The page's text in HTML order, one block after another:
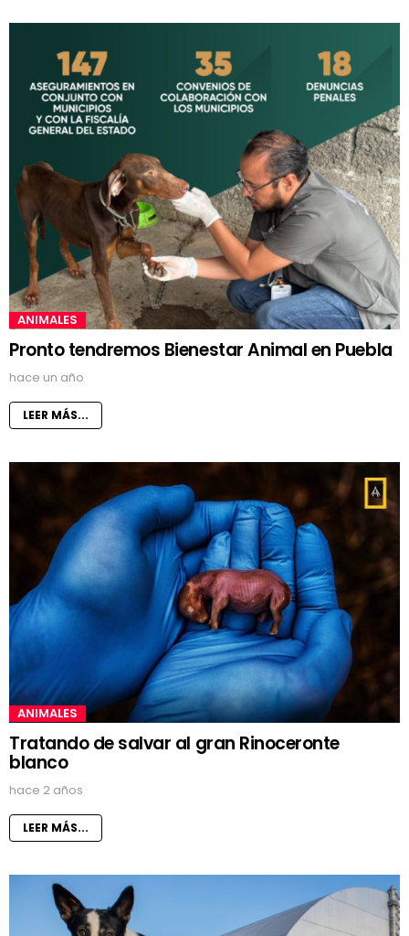
ANIMALES
Pronto tendremos Bienestar Animal en Puebla
hace un año
LEER MÁS...
ANIMALES
Tratando de salvar al gran Rinoceronte
blanco
hace 2 años
LEER MÁS...